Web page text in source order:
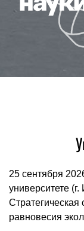
25 сентября
университете (г.
Стратегическая
равновесия